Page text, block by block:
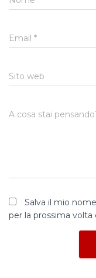
Email *
Sito web
A cosa stai
Salva il mio
per la prossima